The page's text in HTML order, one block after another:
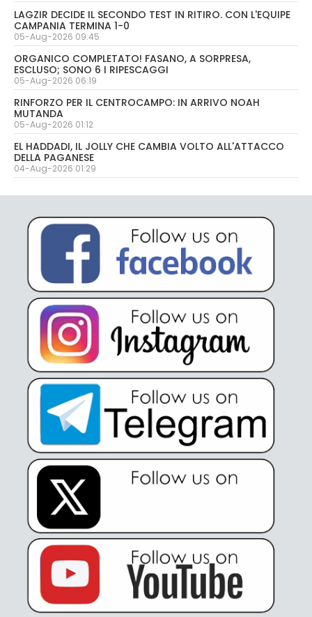
LAGZIR DECIDE IL SECONDO TEST IN RITIRO. CON L'EQUIPE
CAMPANIA TERMINA 1-0
05-Aug-2026 09:45
ORGANICO COMPLETATO! FASANO, A SORPRESA,
ESCLUSO; SONO 6 I RIPESCAGGI
05-Aug-2026 06:19
RINFORZO PER IL CENTROCAMPO: IN ARRIVO NOAH
MUTANDA
05-Aug-2026 01:12
EL HADDADI, IL JOLLY CHE CAMBIA VOLTO ALL'ATTACCO
DELLA PAGANESE
04-Aug-2026 01:29